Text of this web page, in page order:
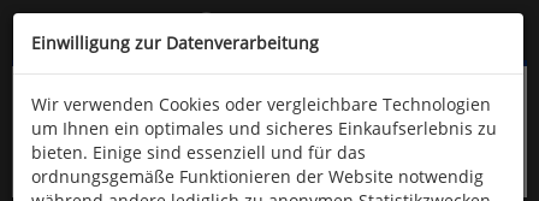
Kompletten Head der Seite überspringen
oder (06766) 9323-960
Einwilligung zur Datenverarbeitung
Wir verwenden Cookies oder vergleichbare Technologien
um Ihnen ein optimales und sicheres Einkaufserlebnis zu
bieten. Einige sind essenziell und für das
ordnungsgemäße Funktionieren der Website notwendig